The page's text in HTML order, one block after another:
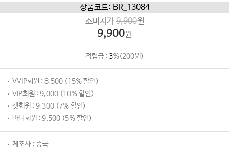
상품코드: BR_13084
소비자가9,900원
9,900원
적립금 : 3%(200원)
VVIP회원 : 8,500 (15% 할인)
VIP회원 : 9,000 (10% 할인)
캣회원 : 9,300 (7% 할인)
바니회원 : 9,500 (5% 할인)
제조사 : 중국